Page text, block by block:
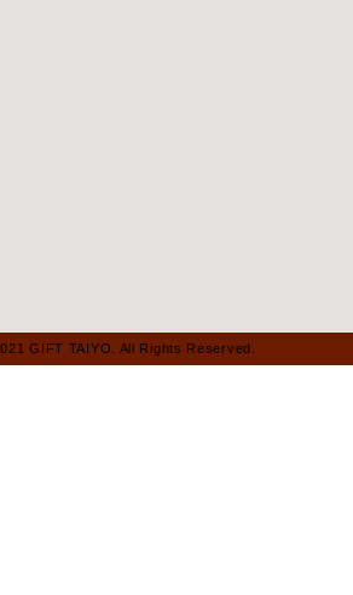
GIFT TAIYO. All Rights Reserved.